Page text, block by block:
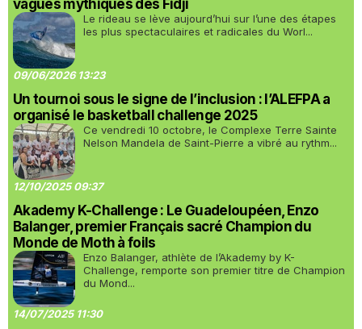
vagues mythiques des Fidji
Le rideau se lève aujourd’hui sur l’une des étapes
les plus spectaculaires et radicales du Worl...
09/06/2026 13:23
Un tournoi sous le signe de l’inclusion : l’ALEFPA a
organisé le basketball challenge 2025
Ce vendredi 10 octobre, le Complexe Terre Sainte
Nelson Mandela de Saint-Pierre a vibré au rythm...
12/10/2025 09:37
Akademy K-Challenge : Le Guadeloupéen, Enzo
Balanger, premier Français sacré Champion du
Monde de Moth à foils
Enzo Balanger, athlète de l’Akademy by K-
Challenge, remporte son premier titre de Champion
du Mond...
14/07/2025 11:30